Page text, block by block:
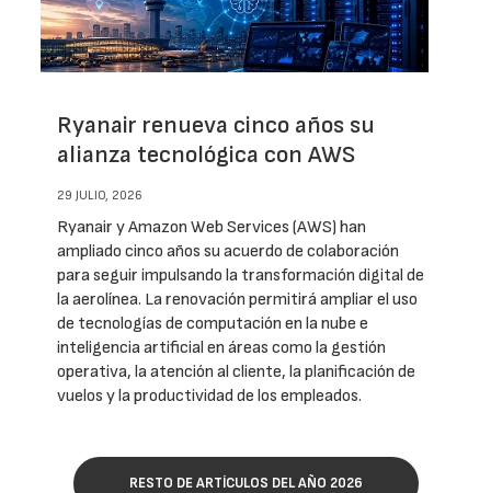
Ryanair renueva cinco años su
alianza tecnológica con AWS
29 JULIO, 2026
Ryanair y Amazon Web Services (AWS) han
ampliado cinco años su acuerdo de colaboración
para seguir impulsando la transformación digital de
la aerolínea. La renovación permitirá ampliar el uso
de tecnologías de computación en la nube e
inteligencia artificial en áreas como la gestión
operativa, la atención al cliente, la planificación de
vuelos y la productividad de los empleados.
RESTO DE ARTÍCULOS DEL AÑO 2026